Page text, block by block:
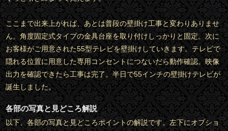
ここまで出来上がれば、あとは普段の壁掛け工事と変わりありませ
ん。角度固定式タイプの金具台座を取り付けしっかりと固定。次に
お客様がご用意された55型テレビを壁掛けしていきます。テレビで
隠れる位置に用意した専用コンセントにつないだら動作確認。映像
出力を確認できたら工事は完了。半日で55インチの壁掛けテレビが
誕生しました。
各部の写真と見どころ解説
以下、各部の写真と見どころポイントの解説です。左下にオプショ